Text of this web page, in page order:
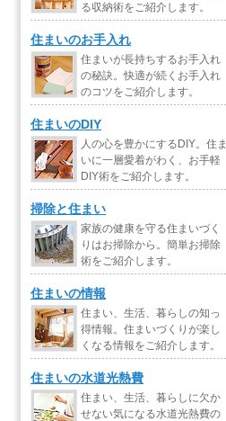
る収納術をご紹介します。
住まいのお手入れ
住まいが長持ちするお手入れ
の秘訣。快適が続くお手入れ
のコツをご紹介します。
住まいのDIY
人の心を豊かにするDIY。住ま
いに一層愛着がわく、お手軽
DIY術をご紹介します。
掃除と住まい
家族の健康を守る住まいづく
りはお掃除から。簡単お掃除
術をご紹介します。
住まいの情報
住まい、生活、暮らしの知っ
得情報。住まいづくりが楽し
くなる情報をご紹介します。
住まいの水道光熱費
住まい、生活、暮らしに欠か
せない気になる水道光熱費の